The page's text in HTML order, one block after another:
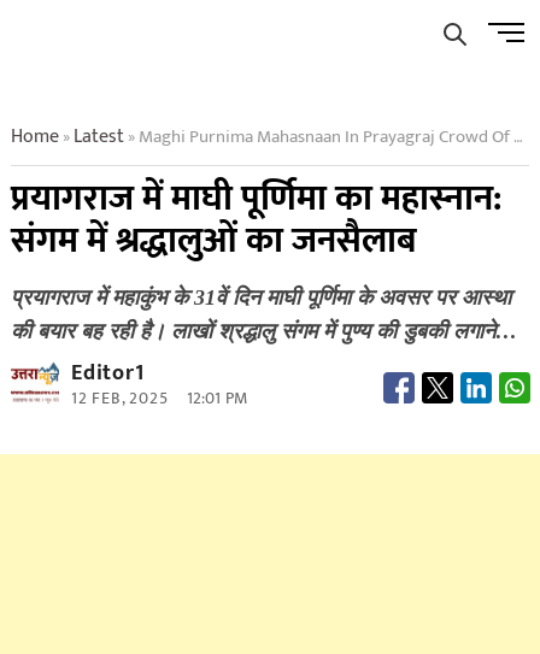
Menu
Home»Latest»Maghi Purnima Mahasnaan In Prayagraj Crowd Of Devotees At Sangam
प्रयागराज में माघी पूर्णिमा का महास्नान:
संगम में श्रद्धालुओं का जनसैलाब
प्रयागराज में महाकुंभ के 31वें दिन माघी पूर्णिमा के अवसर पर आस्था
की बयार बह रही है। लाखों श्रद्धालु संगम में पुण्य की डुबकी लगाने…
Editor1
12 FEB, 2025 12:01 PM